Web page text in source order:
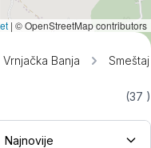
Vrnjačka Banja
Smeštaj
(37 )
| © OpenStreetMap contributors